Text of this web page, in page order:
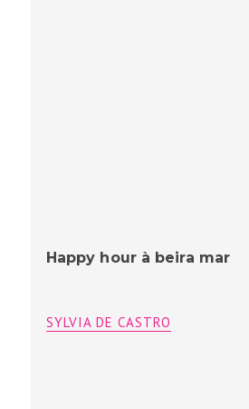
Happy hour à beira mar
SYLVIA DE CASTRO